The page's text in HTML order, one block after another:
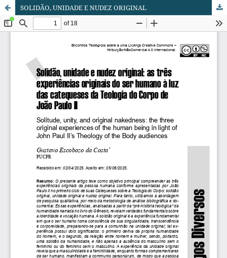
SOLIDÃO, UNIDADE E NUDEZ ORIGINAL